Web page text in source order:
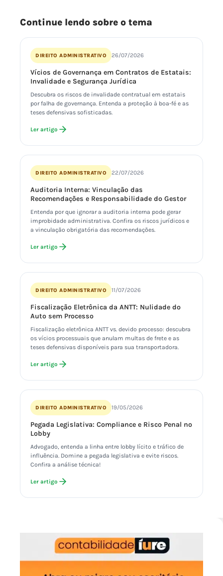
Continue lendo sobre o tema
DIREITO ADMINISTRATIVO 26/07/2026
Vícios de Governança em Contratos de Estatais:
Invalidade e Segurança Jurídica
Descubra os riscos de invalidade contratual em estatais
por falha de governança. Entenda a proteção à boa-fé e as
teses defensivas sofisticadas.
Ler artigo
DIREITO ADMINISTRATIVO 22/07/2026
Auditoria Interna: Vinculação das
Recomendações e Responsabilidade do Gestor
Entenda por que ignorar a auditoria interna pode gerar
improbidade administrativa. Confira os riscos jurídicos e
a vinculação obrigatória das recomendações.
Ler artigo
DIREITO ADMINISTRATIVO 11/07/2026
Fiscalização Eletrônica da ANTT: Nulidade do
Auto sem Processo
Fiscalização eletrônica ANTT vs. devido processo: descubra
os vícios processuais que anulam multas de frete e as
teses defensivas disponíveis para sua transportadora.
Ler artigo
DIREITO ADMINISTRATIVO 19/05/2026
Pegada Legislativa: Compliance e Risco Penal no
Lobby
Advogado, entenda a linha entre lobby lícito e tráfico de
influência. Domine a pegada legislativa e evite riscos.
Confira a análise técnica!
Ler artigo